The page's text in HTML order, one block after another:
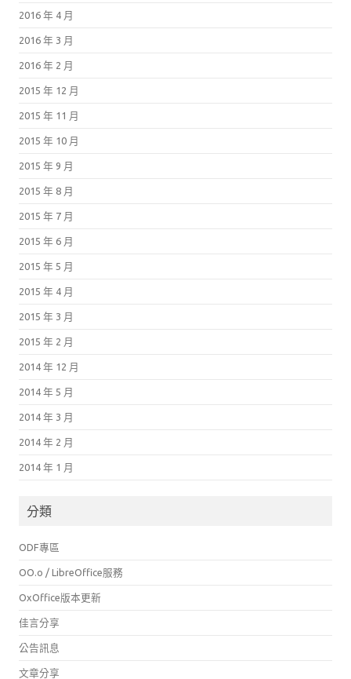
2016 年 4 月
2016 年 3 月
2016 年 2 月
2015 年 12 月
2015 年 11 月
2015 年 10 月
2015 年 9 月
2015 年 8 月
2015 年 7 月
2015 年 6 月
2015 年 5 月
2015 年 4 月
2015 年 3 月
2015 年 2 月
2014 年 12 月
2014 年 5 月
2014 年 3 月
2014 年 2 月
2014 年 1 月
分類
ODF專區
OO.o / LibreOffice服務
OxOffice版本更新
佳言分享
公告訊息
文章分享